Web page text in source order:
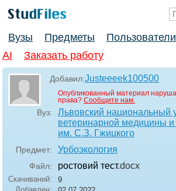
Вузы Предметы Пользователи
AI
Заказать работу
Добавил:Justeeeek100500
Опубликованный материал
права? Сообщите нам.
Вуз:
Львовский национальный
ветеринарной медицины и
им. С.З. Гжицкого
Предмет: Урбоэкология
Файл: ростовий тест.docx
Скачиваний:
9